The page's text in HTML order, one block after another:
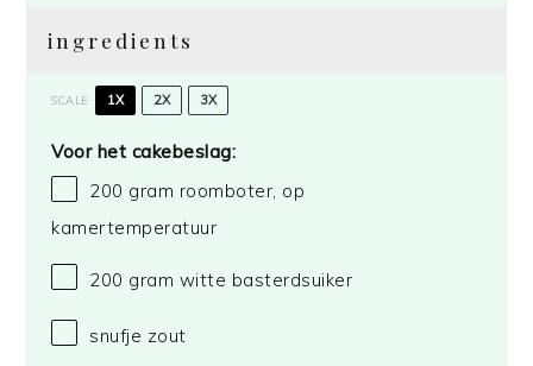
ingredients
SCALE 1X 2X 3X
Voor het cakebeslag:
200 gram roomboter, op
kamertemperatuur
200 gram witte basterdsuiker
snufje zout